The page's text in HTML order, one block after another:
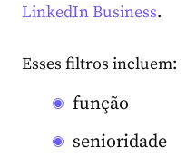
LinkedIn Business.
Esses filtros incluem:
função
senioridade